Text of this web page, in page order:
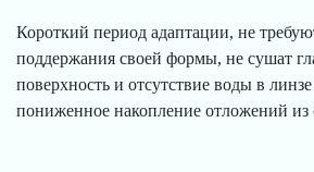
Короткий период адаптации, не
поддержания своей формы, не сушат
поверхность и отсутствие воды в
пониженное накопление отложений из